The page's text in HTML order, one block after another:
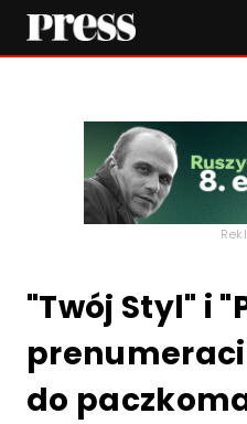
"Twój Styl" i
do